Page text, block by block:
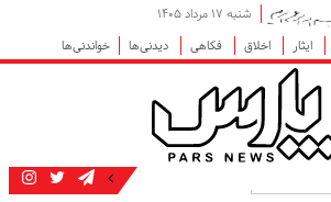
شنبه ۱۷ مرداد ۱۴۰۵
ایثار اخلاق فکاهی دیدنی‌ها خواندنی‌ها